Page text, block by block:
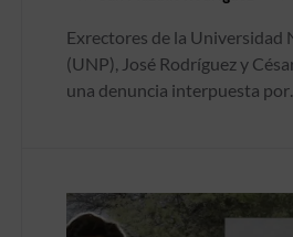
Exrectores de la Universidad
(UNP), José Rodríguez y
una denuncia interpuesta